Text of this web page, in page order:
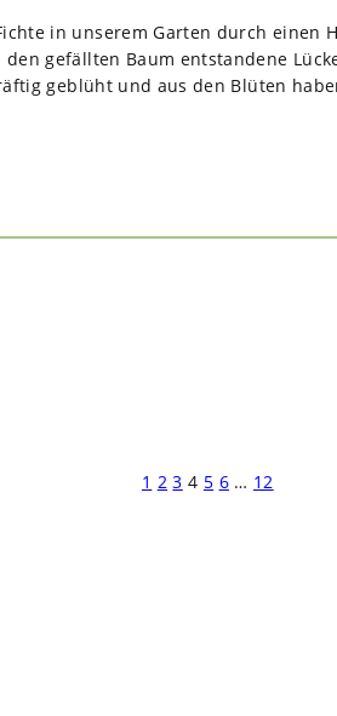
in unse­rem Gar­ten durch einen
gefäll­ten Baum ent­stan­dene
geblüht und aus den Blü­ten
1 2 3 4 5 6 … 12